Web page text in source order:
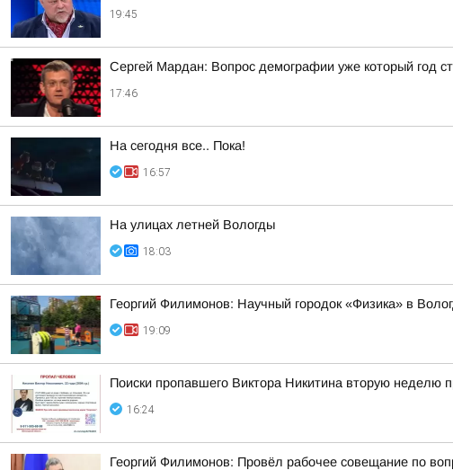
19:45
Сергей Мардан: Вопрос демографии уже который год
17:46
На сегодня все.. Пока!
16:57
На улицах летней Вологды
18:03
Георгий Филимонов: Научный городок «Физика» в
19:09
Поиски пропавшего Виктора Никитина вторую неделю
16:24
Георгий Филимонов: Провёл рабочее совещание по